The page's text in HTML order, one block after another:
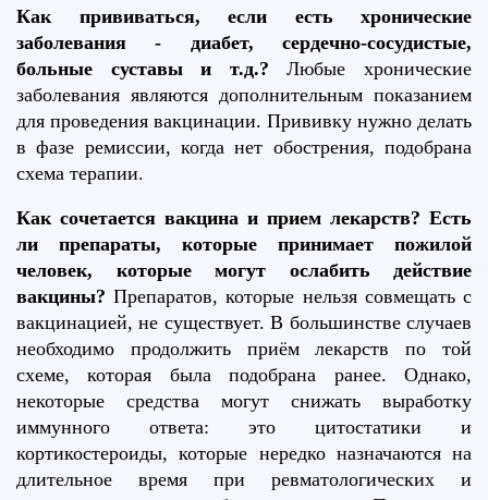
Как прививаться, если есть хронические
заболевания - диабет, сердечно-сосудистые,
больные суставы и т.д.?Любые хронические
заболевания являются дополнительным показанием
для проведения вакцинации. Прививку нужно делать
в фазе ремиссии, когда нет обострения, подобрана
схема терапии.
Как сочетается вакцина и прием лекарств? Есть
ли препараты, которые принимает пожилой
человек, которые могут ослабить действие
вакцины?Препаратов, которые нельзя совмещать с
вакцинацией, не существует. В большинстве случаев
необходимо продолжить приём лекарств по той
схеме, которая была подобрана ранее. Однако,
некоторые средства могут снижать выработку
иммунного ответа: это цитостатики и
кортикостероиды, которые нередко назначаются на
длительное время при ревматологических и